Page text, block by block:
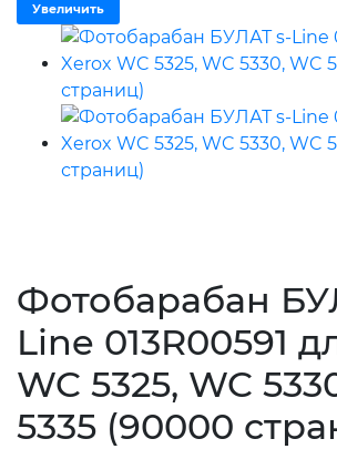
Увеличить
Фотобарабан
Line 013R00591
WC 5325, WC
5335 (90000